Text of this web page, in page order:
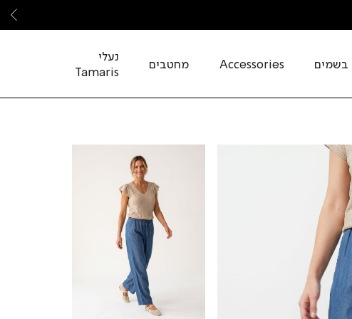
בשמים Accessories מחטבים
נעלי
Tamaris